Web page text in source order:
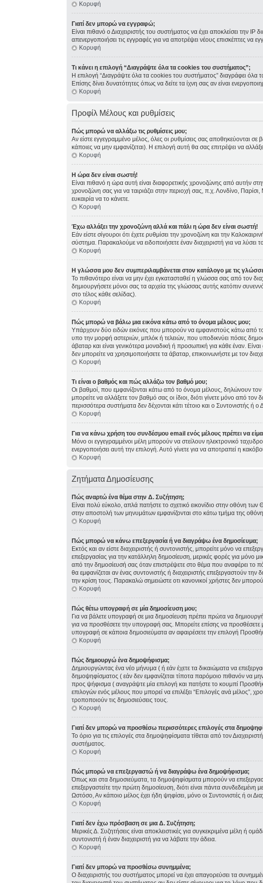
Κορυφή
Γιατί δεν μπορώ να εγγραφώ;
Είναι πιθανό ο Διαχειριστής του συστήματος να έχει αποκλείσει την
απενεργοποιήσει τις εγγραφές για να αποτρέψει νέους επισκέπτες να
Κορυφή
Τι κάνει η επιλογή “Διαγράψτε όλα τα cookies του συστήματος”;
Η επιλογή “Διαγράψτε όλα τα cookies του συστήματος” διαγράφει
Επίσης δίνει δυνατότητες όπως να δείτε τα ίχνη σας αν είναι
Κορυφή
Προφίλ Μέλους και ρυθμίσεις
Πώς μπορώ να αλλάξω τις ρυθμίσεις μου;
Αν είστε εγγεγραμμένο μέλος, όλες οι ρυθμίσεις σας αποθηκεύονται
κάποιες να μην εμφανίζεται). Η επιλογή αυτή θα σας επιτρέψει να
Κορυφή
Η ώρα δεν είναι σωστή!
Είναι πιθανό η ώρα αυτή είναι διαφορετικής χρονοζώνης από αυτήν
χρονοζώνη σας για να ταιριάζει στην περιοχή σας, π.χ. Λονδίνο,
ευκαιρία να το κάνετε.
Κορυφή
Έχω αλλάξει την χρονοζώνη αλλά και πάλι η ώρα δεν είναι σωστή!
Εάν είστε σίγουροι ότι έχετε ρυθμίσει την χρονοζώνη και την
σύστημα. Παρακαλούμε να ειδοποιήσετε έναν διαχειριστή για να λύσει
Κορυφή
Η γλώσσα μου δεν συμπεριλαμβάνεται στον κατάλογο με τις
Το πιθανότερο είναι να μην έχει εγκατασταθεί η γλώσσα σας από τον
δημιουργήσετε μόνοι σας τα αρχεία της γλώσσας αυτής κατόπιν
στο τέλος κάθε σελίδας).
Κορυφή
Πώς μπορώ να βάλω μια εικόνα κάτω από το όνομα μέλους μου;
Υπάρχουν δύο ειδών εικόνες που μπορούν να εμφανιστούς κάτω από το
υπο την μορφή αστεριών, μπλόκ ή τελειών, που υποδικνύει πόσες
άβαταρ και είναι γενικότερα μοναδική ή προσωπική για κάθε έναν.
δεν μπορείτε να χρησιμοποιήσετε τα άβαταρ, επικοινωνήστε με τον
Κορυφή
Τι είναι ο βαθμός και πώς αλλάζω τον βαθμό μου;
Οι βαθμοί, που εμφανίζονται κάτω από το όνομα μέλους, δηλώνουν τον
μπορείτε να αλλάξετε τον βαθμό σας οι ίδιοι, διότι γίνετε μόνο από
περισσότερα συστήματα δεν δέχονται κάτι τέτοιο και ο Συντονιστής ή
Κορυφή
Για να κάνω χρήση του συνδέσμου email ενός μέλους πρέπει να
Μόνο οι εγγεγραμμένοι μέλη μπορούν να στείλουν ηλεκτρονικό
ενεργοποιήσει αυτή την επιλογή. Αυτό γίνετε για να αποτραπεί η
Κορυφή
Ζητήματα Δημοσίευσης
Πώς αναρτώ ένα θέμα στην Δ. Συζήτηση;
Είναι πολύ εύκολο, απλά πατήστε το σχετικό εικονίδιο στην οθόνη των
στην αποστολή των μηνυμάτων εμφανίζονται στο κάτω τμήμα της
Κορυφή
Πώς μπορώ να κάνω επεξεργασία ή να διαγράψω ένα δημοσίευμα;
Εκτός και αν είστε διαχειριστής ή συντονιστής, μπορείτε μόνο να
επεξεργασίας για την κατάλληλη δημοσίευση, μερικές φορές για μόνο
από την δημοσίευσή σας όταν επιστρέψετε στο θέμα που αναφέρει το
θα εμφανίζεται αν ένας συντονιστής ή διαχειριστής επεξεργαστούν
την κρίση τους. Παρακαλώ σημειώστε οτι κανονικοί χρήστες δεν
Κορυφή
Πώς θέτω υπογραφή σε μία δημοσίευση μου;
Για να βάλετε υπογραφή σε μια δημοσίευση πρέπει πρώτα να
για να προσθέσετε την υπογραφή σας. Μπορείτε επίσης να
υπογραφή σε κάποια δημοσιεύματα αν αφαιρέσετε την επιλογή
Κορυφή
Πώς δημιουργώ ένα δημοψήφισμα;
Δημιουργώντας ένα νέο μήνυμα ( ή εάν έχετε τα δικαιώματα να
δημοψηφίσματος ( εάν δεν εμφανίζεται τίποτα παρόμοιο πιθανόν να
προς ψήφισμα ( αναγράψτε μία επιλογή και πατήστε το κουμπί
επιλογών ενός μέλους που μπορεί να επιλέξει “Επιλογές ανά μέλος”,
τροποποιούν τις δημοσιεύσεις τους.
Κορυφή
Γιατί δεν μπορώ να προσθέσω περισσότερες επιλογές στα
Το όριο για τις επιλογές στα δημοψηφίσματα τίθεται από τον
συστήματος.
Κορυφή
Πώς μπορώ να επεξεργαστώ ή να διαγράψω ένα δημοψήφισμα;
Όπως και στα δημοσιεύματα, τα δημοψηφίσματα μπορούν να
επεξεργαστείτε την πρώτη δημοσίευση, διότι είναι πάντα
Ωστόσο, Αν κάποιο μέλος έχει ήδη ψηφίσει, μόνο οι Συντονιστές ή οι
Κορυφή
Γιατί δεν έχω πρόσβαση σε μια Δ. Συζήτηση;
Μερικές Δ. Συζητήσεις είναι αποκλειστικές για συγκεκριμένα μέλη ή
συντονιστή ή έναν διαχειριστή για να λάβατε την άδεια.
Κορυφή
Γιατί δεν μπορώ να προσθέσω συνημμένα;
Ο διαχειριστής του συστήματος μπορεί να έχει απαγορεύσει τα